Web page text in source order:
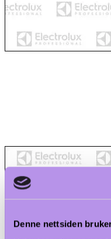
Denne nettsiden